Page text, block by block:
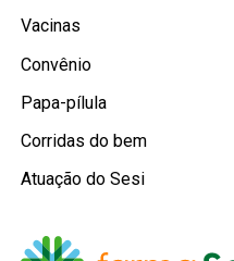
Vacinas
Convênio
Papa-pílula
Corridas do bem
Atuação do Sesi